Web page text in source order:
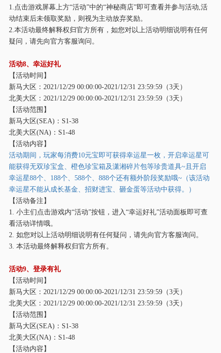
1.点击游戏屏幕上方“活动”中的“神秘商店”即可查看并参与活动,活
动结束后未领取奖励，则视为主动放弃奖励。
2.本活动最终解释权归官方所有，如您对以上活动明细说明有任何
疑问，请先向官方客服询问。
活动8、幸运好礼
【活动时间】
新马大区： 2021/12/29 00:00:00-2021/12/31 23:59:59（3天）
北美大区： 2021/12/29 00:00:00-2021/12/31 23:59:59（3天）
【活动范围】
新马大区(SEA)：S1-38
北美大区(NA)：S1-48
【活动内容】
活动期间，玩家每消费10元宝即可获得幸运星一枚，开启幸运星可
能获得无双珍宝盒、橙色珍宝箱及潇湘碎片包等珍贵道具~且开启
幸运星88个、188个、588个、888个还有额外阶段奖励哦~（该活动
幸运星不能从成长基金、招财进宝、砸金蛋等活动中获得。）
【活动备注】
1. 小主们点击游戏内“活动”按钮，进入“幸运好礼”活动面板即可查
看活动详情哦。
2. 如您对以上活动明细说明有任何疑问，请先向官方客服询问。
3. 本活动最终解释权归官方所有。
活动9、登录有礼
【活动时间】
新马大区： 2021/12/29 00:00:00-2021/12/31 23:59:59（3天）
北美大区： 2021/12/29 00:00:00-2021/12/31 23:59:59（3天）
【活动范围】
新马大区(SEA)：S1-38
北美大区(NA)：S1-48
【活动内容】